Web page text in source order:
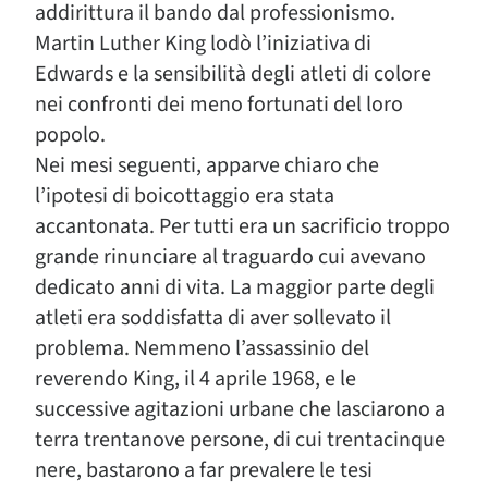
addirittura il bando dal professionismo.
Martin Luther King lodò l’iniziativa di
Edwards e la sensibilità degli atleti di colore
nei confronti dei meno fortunati del loro
popolo.
Nei mesi seguenti, apparve chiaro che
l’ipotesi di boicottaggio era stata
accantonata. Per tutti era un sacrificio troppo
grande rinunciare al traguardo cui avevano
dedicato anni di vita. La maggior parte degli
atleti era soddisfatta di aver sollevato il
problema. Nemmeno l’assassinio del
reverendo King, il 4 aprile 1968, e le
successive agitazioni urbane che lasciarono a
terra trentanove persone, di cui trentacinque
nere, bastarono a far prevalere le tesi